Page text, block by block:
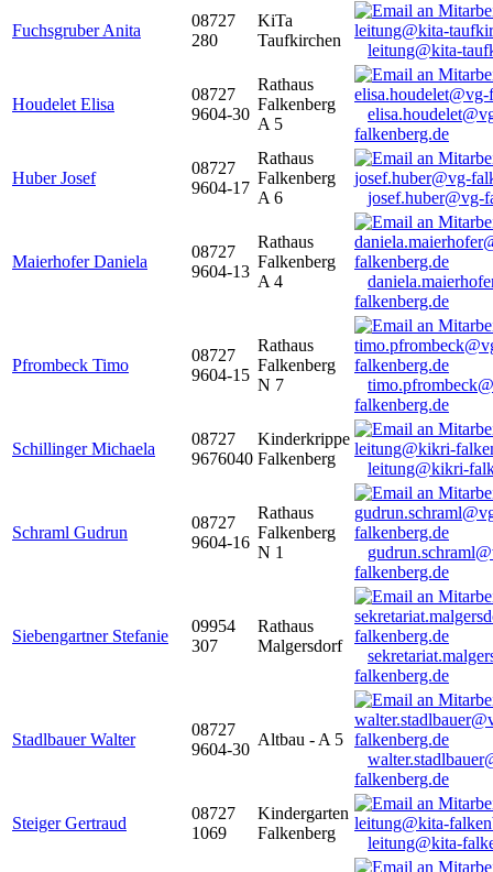
Fuchsgruber Anita
08727
280
KiTa
Taufkirchen
leitung@kita-
Houdelet Elisa
08727
9604-30
Rathaus
Falkenberg
A 5
falkenberg.de
Huber Josef
08727
9604-17
Rathaus
Falkenberg
A 6
josef.huber@vg-
Maierhofer Daniela
08727
9604-13
Rathaus
Falkenberg
A 4
falkenberg.de
Pfrombeck Timo
08727
9604-15
Rathaus
Falkenberg
N 7
falkenberg.de
Schillinger Michaela
08727
9676040
Kinderkrippe
Falkenberg
leitung@kikri-
Schraml Gudrun
08727
9604-16
Rathaus
Falkenberg
N 1
falkenberg.de
Siebengartner Stefanie
09954
307
Rathaus
Malgersdorf
falkenberg.de
Stadlbauer Walter
08727
9604-30
Altbau - A 5
falkenberg.de
Steiger Gertraud
08727
1069
Kindergarten
Falkenberg
leitung@kita-